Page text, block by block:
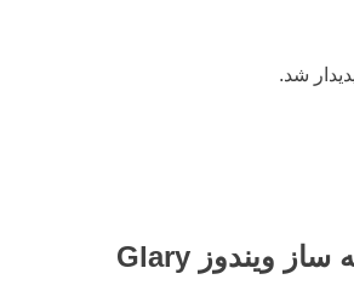
شد.
نرم افزار بهینه ساز ویندوز Glary